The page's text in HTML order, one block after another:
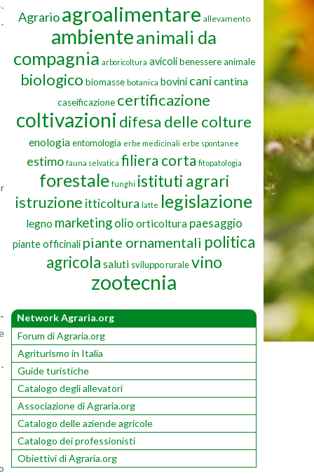
Agrario agroalimentare allevamento
ambienteanimali da
compagnia arboricoltura avicoli benessere animale
biologico biomasse botanica bovini canicantina
caseificazione certificazione
coltivazioni difesa delle colture
enologiaentomologia erbe medicinali erbe spontanee
estimo fauna selvatica filiera corta fitopatologia
forestale funghi istituti agrari
istruzione itticoltura latte legislazione
legno marketing olio orticoltura paesaggio
piante officinali piante ornamentali politica
agricola saluti sviluppo rurale vino
zootecnia
Network Agraria.org
Forum di Agraria.org
Agriturismo in Italia
Guide turistiche
Catalogo degli allevatori
Associazione di Agraria.org
Catalogo delle aziende agricole
Catalogo dei professionisti
Obiettivi di Agraria.org